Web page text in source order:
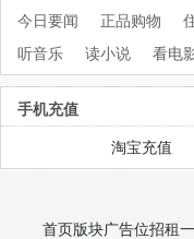
今日要闻
正品购物
听音乐
读小说 看电
手机充值
淘宝充值
首页版块广告位招租